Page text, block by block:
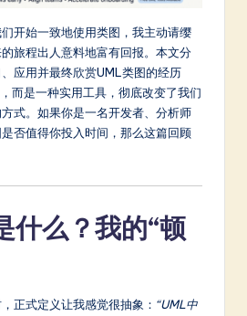
开始一致地使用类图，我主动请缨
旅程出人意料地富有回报。本文分
应用并最终欣赏UML类图的经历
而是一种实用工具，彻底改变了我们
式。如果你是一名开发者、分析师
否值得你投入时间，那么这篇回顾
什么？我的“顿
正式定义让我感觉很抽象： “UML中